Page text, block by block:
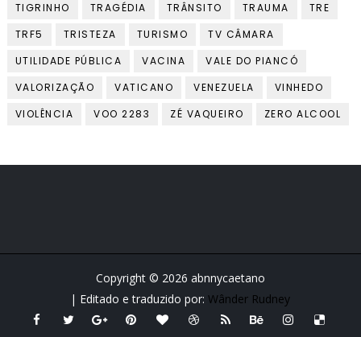
TIGRINHO
TRAGÉDIA TRÂNSITO TRAUMA
TRE
TRF5
TRISTEZA TURISMO
TV CÂMARA
UTILIDADE PÚBLICA
VACINA
VALE DO PIANCÓ
VALORIZAÇÃO
VATICANO VENEZUELA
VINHEDO
VIOLÊNCIA
VOO 2283 ZÉ VAQUEIRO ZERO ALCOOL
Copyright © 2026 abnnycaetano
| Editado e traduzido por:Wânder Rudney